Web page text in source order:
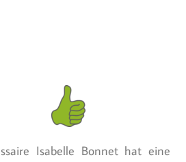
Isabelle Bonnet hat eine